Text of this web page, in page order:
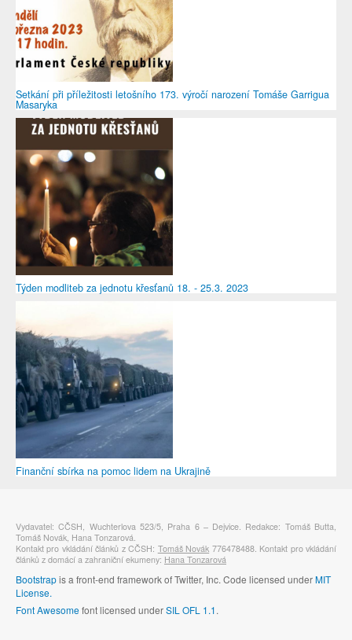
Setkání při příležitosti letošního 173. výročí narození Tomáše Garrigua
Masaryka
Týden modliteb za jednotu křesťanů 18. - 25.3. 2023
Finanční sbírka na pomoc lidem na Ukrajině
Vydavatel: CČSH, Wuchterlova 523/5, Praha 6 – Dejvice. Redakce: Tomáš Butta,
Tomáš Novák, Hana Tonzarová.
Kontakt pro vkládání článků z CČSH: Tomáš Novák 776478488. Kontakt pro vkládání
článků z domácí a zahraniční ekumeny: Hana Tonzarová
Bootstrapis a front-end framework of Twitter, Inc. Code licensed underMIT
License.
Font Awesomefont licensed underSIL OFL 1.1.